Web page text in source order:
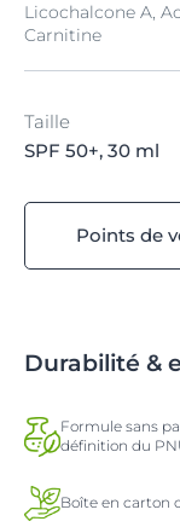
Licochalcone A,
Carnitine
Taille
SPF 50+, 30 ml
Points de
Durabilité &
Formule sans
définition du
Boîte en carton